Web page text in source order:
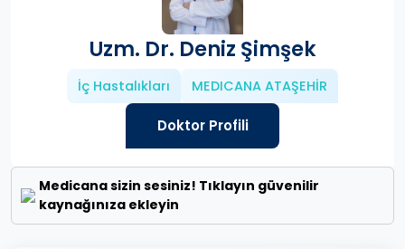
Uzm. Dr. Deniz Şimşek
İç Hastalıkları MEDICANA ATAŞEHİR
Doktor Profili
Medicana sizin sesiniz! Tıklayın güvenilir
kaynağınıza ekleyin